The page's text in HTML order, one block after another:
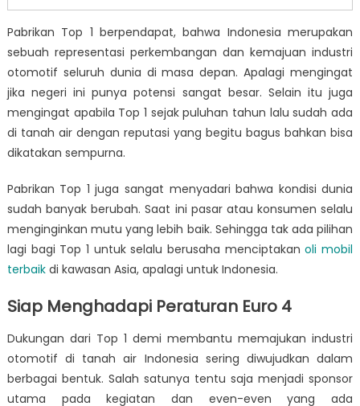
Pabrikan Top 1 berpendapat, bahwa Indonesia merupakan
sebuah representasi perkembangan dan kemajuan industri
otomotif seluruh dunia di masa depan. Apalagi mengingat
jika negeri ini punya potensi sangat besar. Selain itu juga
mengingat apabila Top 1 sejak puluhan tahun lalu sudah ada
di tanah air dengan reputasi yang begitu bagus bahkan bisa
dikatakan sempurna.
Pabrikan Top 1 juga sangat menyadari bahwa kondisi dunia
sudah banyak berubah. Saat ini pasar atau konsumen selalu
menginginkan mutu yang lebih baik. Sehingga tak ada pilihan
lagi bagi Top 1 untuk selalu berusaha menciptakanoli mobil
terbaikdi kawasan Asia, apalagi untuk Indonesia.
Siap Menghadapi Peraturan Euro 4
Dukungan dari Top 1 demi membantu memajukan industri
otomotif di tanah air Indonesia sering diwujudkan dalam
berbagai bentuk. Salah satunya tentu saja menjadi sponsor
utama pada kegiatan dan even-even yang ada